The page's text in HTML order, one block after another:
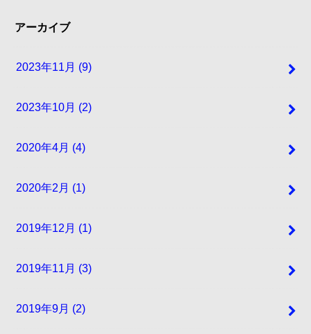
アーカイブ
2023年11月 (9)
2023年10月 (2)
2020年4月 (4)
2020年2月 (1)
2019年12月 (1)
2019年11月 (3)
2019年9月 (2)